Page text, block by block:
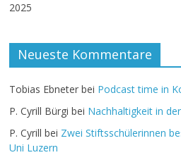
2025
Neueste Kommentare
Tobias Ebneter bei Podcast time in
P. Cyrill Bürgi bei Nachhaltigkeit in
P. Cyrill bei Zwei Stiftsschülerinnen
Uni Luzern